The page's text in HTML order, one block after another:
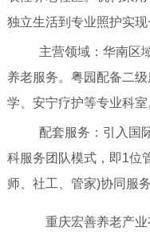
独立生活到专业照护实现
主营领域：华南区域
养老服务。粤园配备二
学、安宁疗护等专业科室
配套服务：引入国际
科服务团队模式，即1位
师、社工、管家)协同服务
重庆宏善养老产业